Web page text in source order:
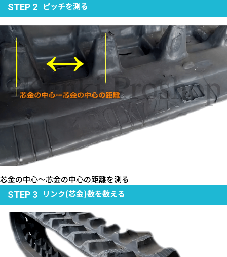
STEP 2 ピッチを測る
芯金の中心～芯金の中心の距離を測る
STEP 3
リンク(芯金)数を数える